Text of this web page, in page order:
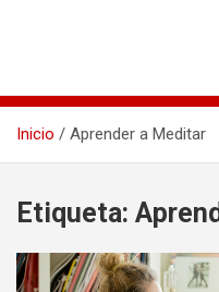
Inicio Aprender a Meditar
Etiqueta: